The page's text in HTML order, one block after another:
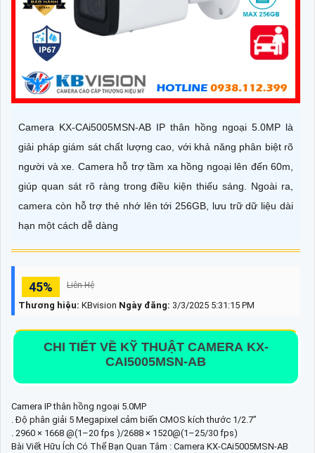
Camera KX-CAi5005MSN-AB IP thân hồng ngoại 5.0MP là
giải pháp giám sát chất lượng cao, với khả năng phân biệt rõ
người và xe. Camera hỗ trợ tầm xa hồng ngoại lên đến 60m,
giúp quan sát rõ ràng trong điều kiện thiếu sáng. Ngoài ra,
camera còn hỗ trợ thẻ nhớ lên tới 256GB, lưu trữ dữ liệu dài
hạn một cách dễ dàng
45% Liên Hệ
Thương hiệu: KBvision Ngày đăng: 3/3/2025 5:31:15 PM
CHI TIẾT VỀ KỸ THUẬT CAMERA KX-
CAI5005MSN-AB
Camera IP thân hồng ngoại 5.0MP
. Độ phân giải 5 Megapixel cảm biến CMOS kích thước 1/2.7”
. 2960 × 1668 @(1–20 fps )/2688 × 1520@(1–25/30 fps)
Bài Viết Hữu Ích Có Thể Bạn Quan Tâm : Camera KX-CAi5005MSN-AB